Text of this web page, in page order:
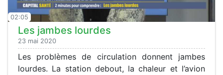
02:05
Les jambes lourdes
23 mai 2020
Les problèmes de circulation donnent jambes
lourdes. La station debout, la chaleur et l’avion